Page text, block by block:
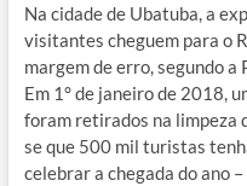
Na cidade de Ubatuba, a
visitantes cheguem para o
margem de erro, segundo
Em 1° de janeiro de 2018,
foram retirados na limpeza
se que 500 mil turistas
celebrar a chegada do ano